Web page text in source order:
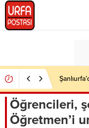
Öğrencileri,
Öğretmen’i